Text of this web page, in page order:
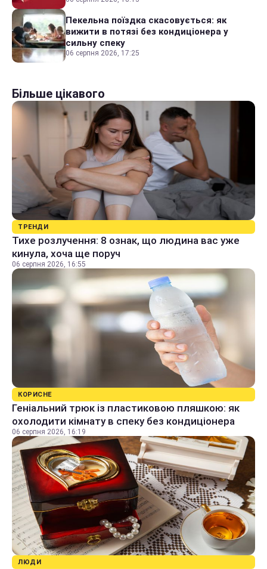
Пекельна поїздка скасовується: як
вижити в потязі без кондиціонера у
сильну спеку
06 серпня 2026, 17:25
Більше цікавого
ТРЕНДИ
Тихе розлучення: 8 ознак, що людина вас уже
кинула, хоча ще поруч
06 серпня 2026, 16:55
КОРИСНЕ
Геніальний трюк із пластиковою пляшкою: як
охолодити кімнату в спеку без кондиціонера
06 серпня 2026, 16:19
ЛЮДИ